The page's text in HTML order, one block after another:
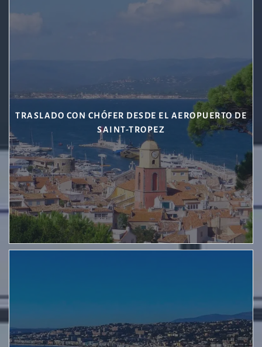
TRASLADO CON CHÓFER DESDE EL AEROPUERTO DE
SAINT-TROPEZ